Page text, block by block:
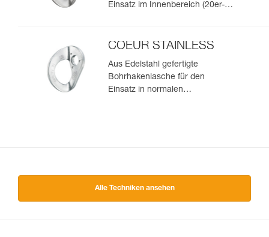
Einsatz im Innenbereich (20er-
COEUR STAINLESS
Aus Edelstahl gefertigte
Bohrhakenlasche für den
Einsatz in normalen
Alle Techniken ansehen